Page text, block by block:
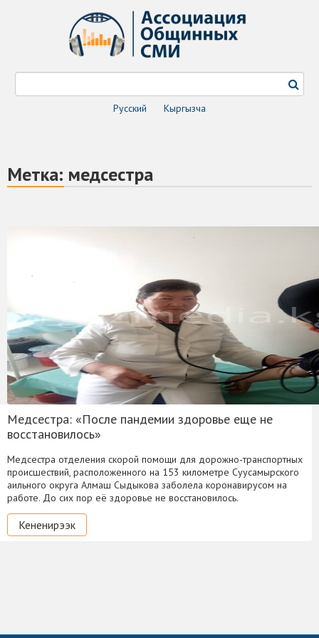
Русский Кыргызча
Метка: медсестра
Медсестра: «После пандемии здоровье еще не
восстановилось»
Медсестра отделения скорой помощи для дорожно-транспортных
происшествий, расположенного на 153 километре Суусамырского
аильного округа Алмаш Сыдыкова заболела коронавирусом на
работе. До сих пор её здоровье не восстановилось.
Кененирээк